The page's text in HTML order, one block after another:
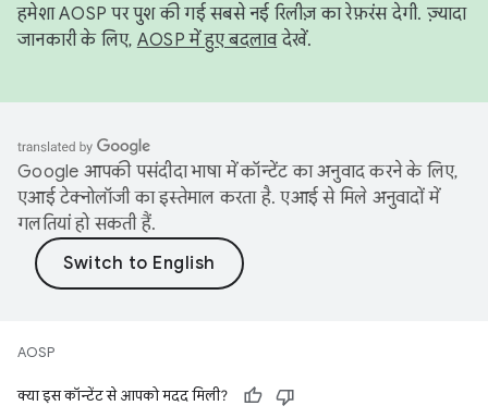
हमेशा AOSP पर पुश की गई सबसे नई रिलीज़ का रेफ़रंस देगी. ज़्यादा
जानकारी के लिए, AOSP में हुए बदलावदेखें.
Google आपकी पसंदीदा भाषा में कॉन्टेंट का अनुवाद करने के लिए,
एआई टेक्नोलॉजी का इस्तेमाल करता है. एआई से मिले अनुवादों में
गलतियां हो सकती हैं.
AOSP
क्या इस कॉन्टेंट से आपको मदद मिली?